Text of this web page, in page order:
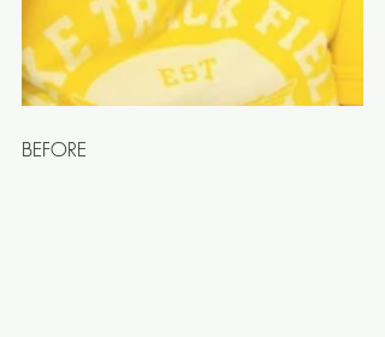
BEFORE